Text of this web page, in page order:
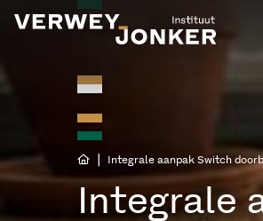
Integrale aanpak Switch
Integrale